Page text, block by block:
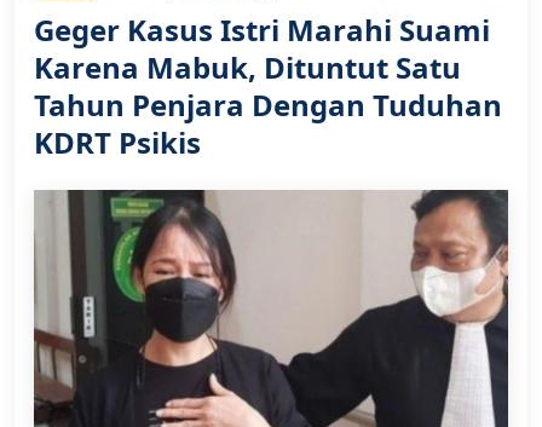
Geger Kasus Istri Marahi Suami
Karena Mabuk, Dituntut Satu
Tahun Penjara Dengan Tuduhan
KDRT Psikis